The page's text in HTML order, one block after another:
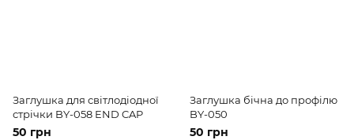
Заглушка для світлодіодної
стрічки BY-058 END CAP
50 грн
Заглушка бічна до профілю
BY-050
50 грн